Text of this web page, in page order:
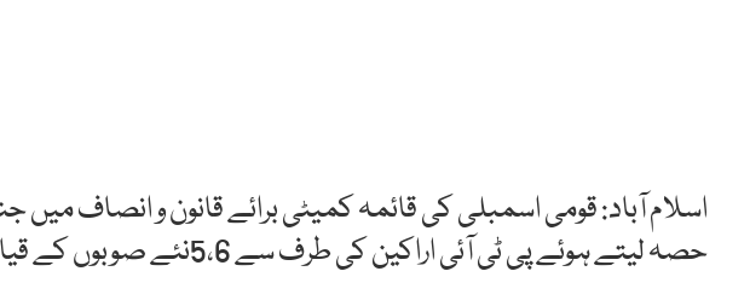
اسلام آباد: قومی اسمبلی کی قائمہ کمیٹی برائے قانون و انصاف
حصہ لیتے ہوئے پی ٹی آئی اراکین کی طرف سے 5،6نئے صوبوں کے قیام کی بحث چھیڑ دی گئی ہے۔